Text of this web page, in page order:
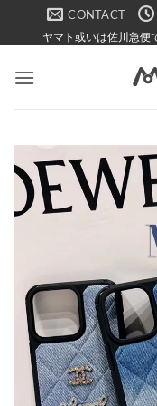
CONTACT
ヤマト或いは佐川急便